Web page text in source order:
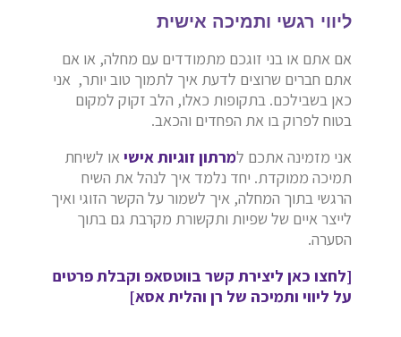
ליווי רגשי ותמיכה אישית
אם אתם או בני זוגכם מתמודדים עם מחלה, או אם
אתם חברים שרוצים לדעת איך לתמוך טוב יותר, אני
כאן בשבילכם. בתקופות כאלו, הלב זקוק למקום
בטוח לפרוק בו את הפחדים והכאב.
אני מזמינה אתכם למרתון זוגיות אישיאו לשיחת
תמיכה ממוקדת. יחד נלמד איך לנהל את השיח
הרגשי בתוך המחלה, איך לשמור על הקשר הזוגי ואיך
לייצר איים של שפיות ותקשורת מקרבת גם בתוך
הסערה.
[לחצו כאן ליצירת קשר בווטסאפ וקבלת פרטים
על ליווי ותמיכה של רן והלית אסא]